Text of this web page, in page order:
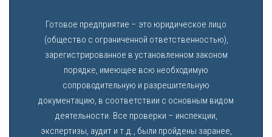
Готовое предприятие – это юридическое лицо
(общество с ограниченной ответственностью),
зарегистрированное в установленном законом
порядке, имеющее всю необходимую
сопроводительную и разрешительную
документацию, в соответствии с основным видом
деятельности. Все проверки – инспекции,
экспертизы, аудит и т.д., были пройдены заранее,